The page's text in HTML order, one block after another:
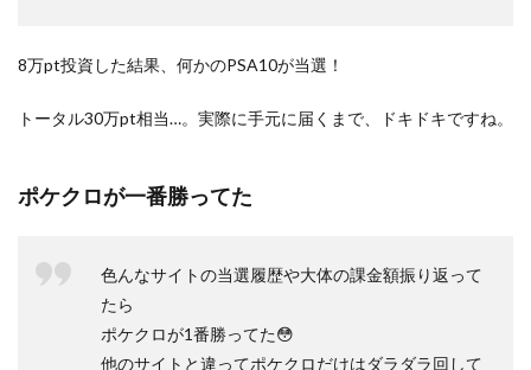
8万pt投資した結果、何かのPSA10が当選！
トータル30万pt相当…。実際に手元に届くまで、ドキドキですね。
ポケクロが一番勝ってた
色んなサイトの当選履歴や大体の課金額振り返って
たら
ポケクロが1番勝ってた😳
他のサイトと違ってポケクロだけはダラダラ回して